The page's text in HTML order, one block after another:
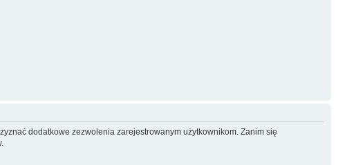
dodatkowe zezwolenia zarejestrowanym użytkownikom. Zanim się